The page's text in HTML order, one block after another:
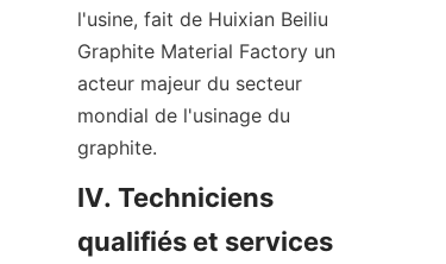
l'usine, fait de Huixian Beiliu
Graphite Material Factory un
acteur majeur du secteur
mondial de l'usinage du
graphite.
IV. Techniciens
qualifiés et services